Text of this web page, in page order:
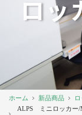
ロッ
ホーム 新品商品
ALPS ミニロッカー